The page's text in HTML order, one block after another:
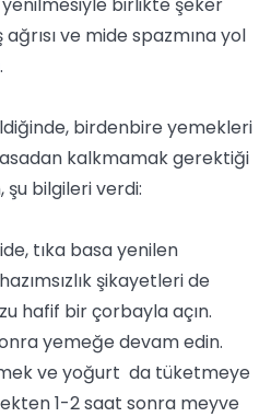
ve mide spazmına yol
birdenbire yemekleri
kalkmamak gerektiği
şu bilgileri verdi:
tıka basa yenilen
şikayetleri de
hafif bir çorbayla açın.
yemeğe devam edin.
ve yoğurt da tüketmeye
1-2 saat sonra meyve